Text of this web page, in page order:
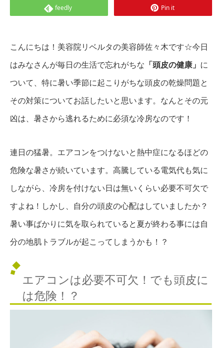
feedly Pin it
こんにちは！美容院リベルタの美容師佐々木です☆今日
はみなさんが毎日の生活で忘れがちな 「頭皮の健康」 に
ついて、特に暑い季節に起こりがちな頭皮の乾燥問題と
その対策についてお話したいと思います。なんとその元
凶は、暑さから逃れるために必須な冷房なのです！
連日の猛暑。エアコンをつけないと熱中症になるほどの
危険な暑さが続いています。高騰している電気代も気に
しながら、冷房を付けない日は無いくらい必要不可欠で
すよね！しかし、自分の頭皮の心配はしていましたか？
暑い事ばかりに気を取られていると夏が終わる事には自
分の地肌トラブルが起こってしまうかも！？
エアコンは必要不可欠！でも頭皮に
は危険！？